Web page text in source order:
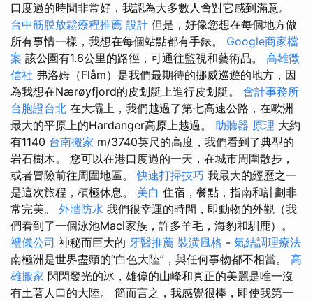
口度過的時間非常好，我認為大多數人會對它感到滿意。
台中筋膜放鬆療程推薦 設計 但是，好像您想在每個地方做
所有事情一樣，我想在每個站點都有手錶。 Google商家檔
案 該公園有1.6公里的路徑，可通往監視和藝術品。 高雄徵
信社 弗洛姆（Flåm）是我們最期待的挪威巡遊的地方，因
為我想在Nærøyfjord的皮划艇上進行皮划艇。 會計事務所
台胞證台北 在大壩上，我們越過了第七高速公路，在歐洲
最大的平原上的Hardanger高原上越過。 助聽器 原理 大約
有1140 台南搬家 m/3740英尺的高度，我們看到了典型的
岩石樹木。 您可以在港口度過的一天，在城市周圍散步，
或者冒險前往周圍地區。快速打掃技巧 我最大的經歷之一
是這次旅程，積極休息。 美白 住宿，餐點，指南和計劃非
常完美。 外牆防水 我們很幸運的時間，即動物的外觀（我
們看到了一個泳池Maci家族，許多羊毛，海豹和馴鹿）。
禮儀公司 神秘而巨大的 牙醫推薦 裝潢風格 - 氣結調理療法
南極洲是世界盡頭的“白色大陸”，與任何事物都不相當。 高
雄搬家 閃閃發光的冰，雄偉的山峰和真正的美麗是唯一沒
有土著人口的大陸。 簡而言之，我感覺很棒，即使我第一